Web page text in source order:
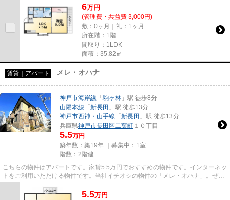
6万円
(管理費・共益費 3,000円)
敷：0ヶ月｜礼：1ヶ月
所在階：1階
間取り：1LDK
面積：35.82㎡
賃貸｜アパート メレ・オハナ
神戸市海岸線 「駒ヶ林 」駅 徒歩8分
山陽本線 「 新長田 」駅 徒歩13分
神戸市西神・山手線 「 新長田 」駅 徒歩13分
兵庫県神戸市長田区二葉町 １０丁目
5.5万円
築年数：築19年 ｜募集中： 1室
階数：2階建
こちらの物件はアパートです。家賃5.5万円でおすすめの物件です。インターネッ
トをご利用いただける物件です。当社イチオシの物件の「メレ・オハナ」。ぜひ
5.5万円